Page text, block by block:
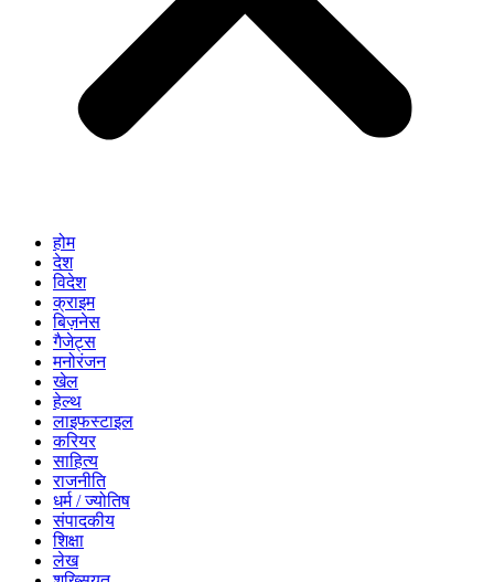
होम
देश
विदेश
क्राइम
बिज़नेस
गैजेट्स
मनोरंजन
खेल
हेल्थ
लाइफस्टाइल
करियर
साहित्य
राजनीति
धर्म / ज्योतिष
संपादकीय
शिक्षा
लेख